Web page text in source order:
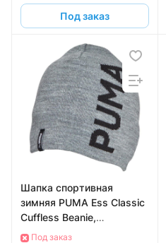
Под заказ
Шапка спортивная
зимняя PUMA Ess Classic
Cuffless Beanie,
02343305, серый
Под заказ